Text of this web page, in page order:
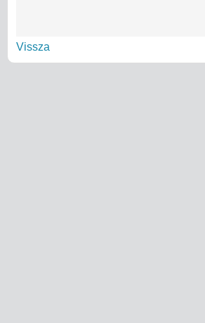
Vissza